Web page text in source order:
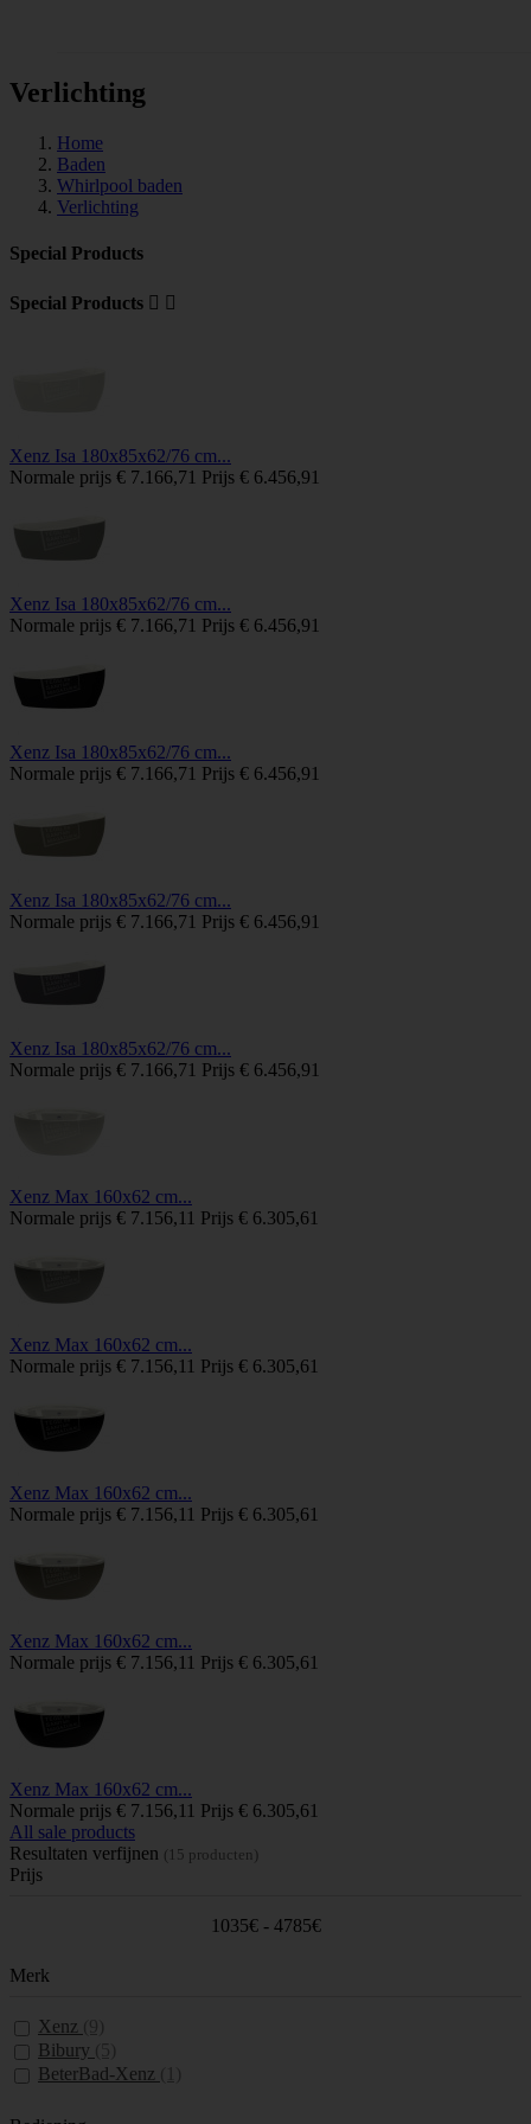
Verlichting
Home
Baden
Whirlpool baden
Verlichting
Special Products
Special Products  
Xenz Isa 180x85x62/76 cm...
Normale prijs € 7.166,71 Prijs € 6.456,91
Xenz Isa 180x85x62/76 cm...
Normale prijs € 7.166,71 Prijs € 6.456,91
Xenz Isa 180x85x62/76 cm...
Normale prijs € 7.166,71 Prijs € 6.456,91
Xenz Isa 180x85x62/76 cm...
Normale prijs € 7.166,71 Prijs € 6.456,91
Xenz Isa 180x85x62/76 cm...
Normale prijs € 7.166,71 Prijs € 6.456,91
Xenz Max 160x62 cm...
Normale prijs € 7.156,11 Prijs € 6.305,61
Xenz Max 160x62 cm...
Normale prijs € 7.156,11 Prijs € 6.305,61
Xenz Max 160x62 cm...
Normale prijs € 7.156,11 Prijs € 6.305,61
Xenz Max 160x62 cm...
Normale prijs € 7.156,11 Prijs € 6.305,61
Xenz Max 160x62 cm...
Normale prijs € 7.156,11 Prijs € 6.305,61
All sale products
Resultaten verfijnen (15 producten)
Prijs
1035€ - 4785€
Merk
Xenz
Bibury
BeterBad-Xenz